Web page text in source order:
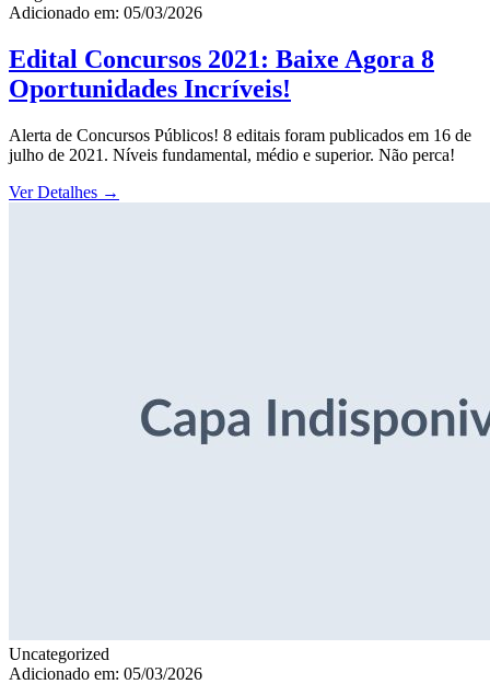
Adicionado em: 05/03/2026
Edital Concursos 2021: Baixe Agora 8
Oportunidades Incríveis!
Alerta de Concursos Públicos! 8 editais foram publicados em 16 de
julho de 2021. Níveis fundamental, médio e superior. Não perca!
Ver Detalhes →
Uncategorized
Adicionado em: 05/03/2026